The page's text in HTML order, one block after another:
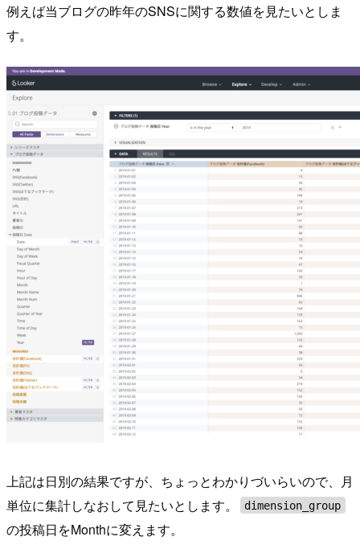
例えば当ブログの昨年のSNSに関する数値を見たいとしま
す。
上記は日別の結果ですが、ちょっとわかりづいらいので、月
単位に集計しなおして見たいとします。
dimension_group
の投稿日をMonthに変えます。